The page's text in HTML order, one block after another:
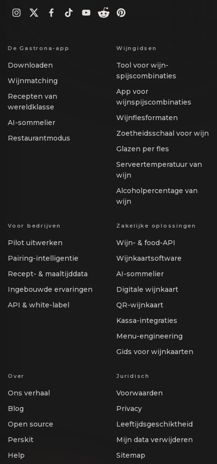
De Gastrona-app
Downloaden
Wijnmatching
Recepten van
wereldklasse
AI-sommelier
Restaurantmodus
Wijngidsen
Tool voor wijn-
spijscombinaties
App voor
wijnspijscombinaties
Wijnflesformaten
Zoetheidsschaal voor wijn
Glazen per fles
Serveertemperatuur van
wijn
Alcoholpercentage van
wijn
Voor bedrijven
Pilot uitwerken
Pairing-intelligentie
Recept- & maaltijddata
Ingebouwde ervaringen
API & white-label
Zakelijke oplossingen
Wijn- & food-API
Wijnkaartsoftware
AI-sommelier
Digitale wijnkaart
QR-wijnkaart
Kassa-integraties
Menu-engineering
Gids voor wijnkaarten
Over
Ons verhaal
Blog
Open source
Perskit
Help
Juridisch
Voorwaarden
Privacy
Leeftijdsgeschiktheid
Mijn data verwijderen
Sitemap